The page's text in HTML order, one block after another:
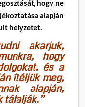
hogy ne
alapján
helyzetet.
akarjuk,
hogy
és a
ítéljük meg,
alapján,
tálalják.”